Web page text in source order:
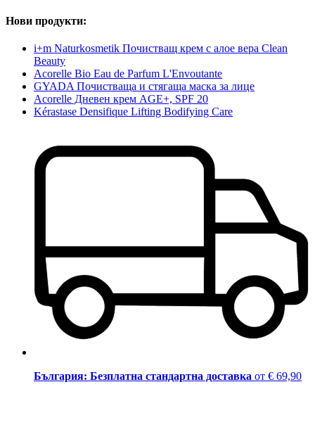
Нови продукти:
i+m Naturkosmetik Почистващ крем с алое вера Clean
Beauty
Acorelle Bio Eau de Parfum L'Envoutante
GYADA Почистваща и стягаща маска за лице
Acorelle Дневен крем AGE+, SPF 20
Kérastase Densifique Lifting Bodifying Care
България: Безплатна стандартна доставка от € 69,90